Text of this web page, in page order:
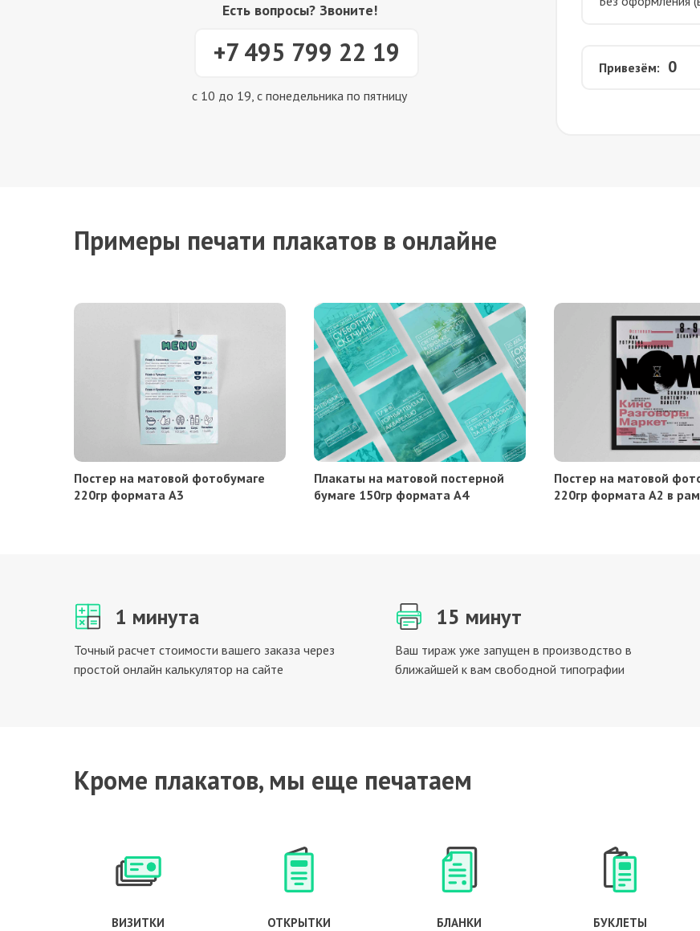
Есть вопросы? Звоните!
с 10 до 19, с понедельника по пятницу
+7 495 799 22 19 Привезём: 0
Примеры печати плакатов в онлайне
Постер на матовой фотобумаге
220гр формата А3
Плакаты на матовой постерной
бумаге 150гр формата А4
Постер на матовой
220гр формата А2 в
1 минута
Точный расчет стоимости вашего заказа через
простой онлайн калькулятор на сайте
15 минут
Ваш тираж уже запущен в производство в
ближайшей к вам свободной типографии
Кроме плакатов, мы еще печатаем
БУКЛЕТЫ
БЛАНКИ
ОТКРЫТКИ
ВИЗИТКИ